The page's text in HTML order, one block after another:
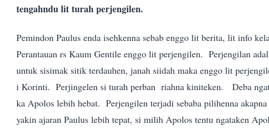
tengahndu lit turah perjengilen.
Pemindon Paulus enda isehkenna sebab enggo lit berita, lit info
Perantauan rs Kaum Gentile enggo lit perjengilen. Perjengilan
untuk sisimak sitik terdauhen, janah siidah maka enggo lit
i Korinti. Perjingelen si turah perban riahna kiniteken. Deba
ka Apolos lebih hebat. Perjengilen terjadi sebaba pilihenna
yakin ajaran Paulus lebih tepat, si milih Apolos tentu ngataken